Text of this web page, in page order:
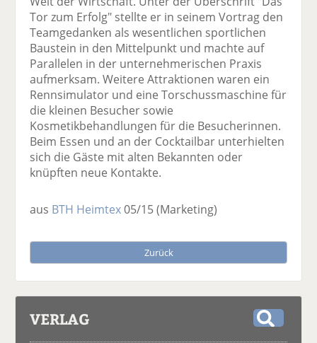
Tor zum Erfolg" stellte er in seinem Vortrag den
Teamgedanken als wesentlichen sportlichen
Baustein in den Mittelpunkt und machte auf
Parallelen in der unternehmerischen Praxis
aufmerksam. Weitere Attraktionen waren ein
Rennsimulator und eine Torschussmaschine für
die kleinen Besucher sowie
Kosmetikbehandlungen für die Besucherinnen.
Beim Essen und an der Cocktailbar unterhielten
sich die Gäste mit alten Bekannten oder
knüpften neue Kontakte.
aus BTH Heimtex05/15(Marketing)
Zurück
VERLAG